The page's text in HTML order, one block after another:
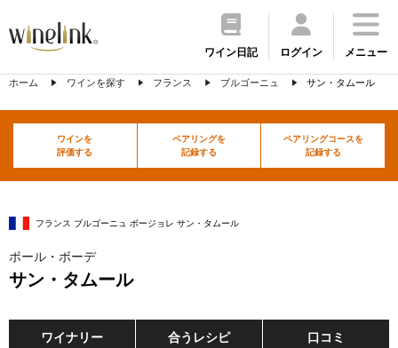
ワイン日記 ログイン メニュー
ホーム ワインを探す フランス ブルゴーニュ サン・タムール
ワインを
評価する
ペアリングを
記録する
ペアリングコースを
記録する
フランス ブルゴーニュ ボージョレ サン・タムール
ポール・ボーデ
サン・タムール
ワイナリー 合うレシピ 口コミ